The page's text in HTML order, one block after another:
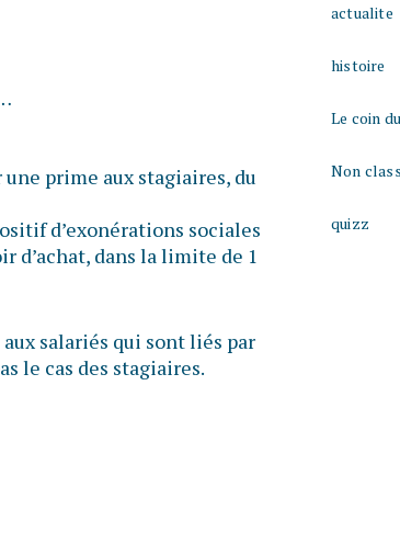
prime aux stagiaires, du
d’exonérations sociales
d’achat, dans la limite de 1
salariés qui sont liés par
le cas des stagiaires.
actualite
histoire
Le coin
Non
quizz